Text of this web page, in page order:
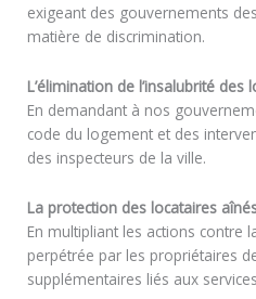
exigeant des gouvernements
matière de discrimination.
L’élimination de l’insalubrité des
En demandant à nos
code du logement et des
des inspecteurs de la ville.
La protection des locataires
En multipliant les actions contre
perpétrée par les propriétaires
supplémentaires liés aux